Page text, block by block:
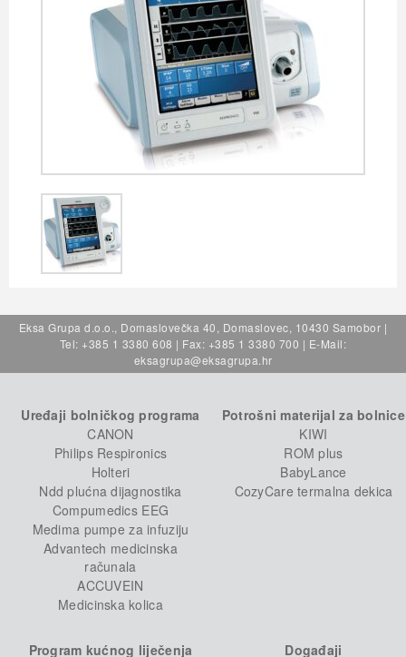
Eksa Grupa d.o.o., Domaslovečka 40, Domaslovec, 10430 Samobor |
Tel: +385 1 3380 608 | Fax: +385 1 3380 700 | E-Mail:
eksagrupa@eksagrupa.hr
Uređaji bolničkog programa
CANON
Philips Respironics
Holteri
Ndd plućna dijagnostika
Compumedics EEG
Medima pumpe za infuziju
Advantech medicinska
računala
ACCUVEIN
Medicinska kolica
Potrošni materijal za bolnice
KIWI
ROM plus
BabyLance
CozyCare termalna dekica
Program kućnog liječenja Događaji